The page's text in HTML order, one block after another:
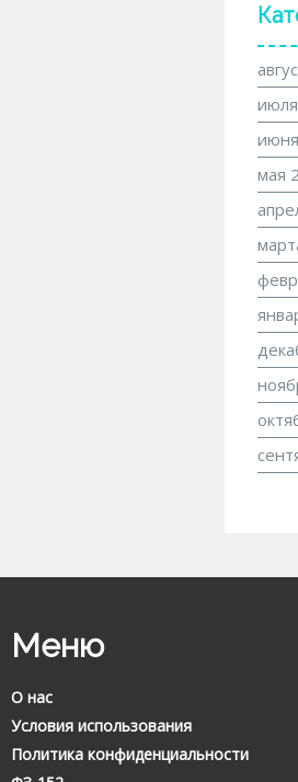
мая
Меню
О нас
Условия использования
Политика конфиденциальности